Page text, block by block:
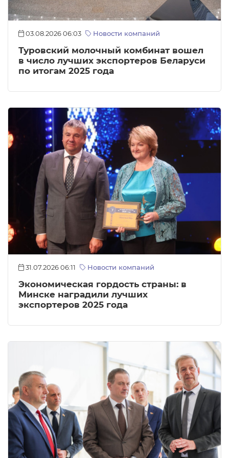
03.08.2026 06:03 Новости компаний
Туровский молочный комбинат вошел
в число лучших экспортеров Беларуси
по итогам 2025 года
31.07.2026 06:11 Новости компаний
Экономическая гордость страны: в
Минске наградили лучших
экспортеров 2025 года